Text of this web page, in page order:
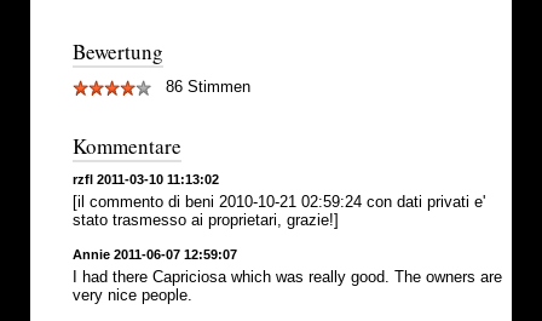
Bewertung
86 Stimmen
Kommentare
rzfl 2011-03-10 11:13:02
[il commento di beni 2010-10-21 02:59:24 con dati privati e'
stato trasmesso ai proprietari, grazie!]
Annie 2011-06-07 12:59:07
I had there Capriciosa which was really good. The owners are
very nice people.